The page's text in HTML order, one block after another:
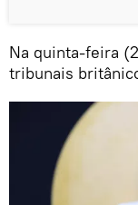
Na quinta-feira
tribunais